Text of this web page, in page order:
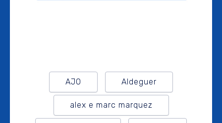
AJO Aldeguer
alex e marc marquez